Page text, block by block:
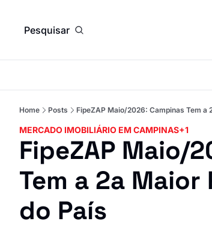
Pesquisar
Home Posts FipeZAP Maio/2026: Campinas Tem a
MERCADO IMOBILIÁRIO EM CAMPINAS+1
FipeZAP Maio/
Tem a 2a
do País